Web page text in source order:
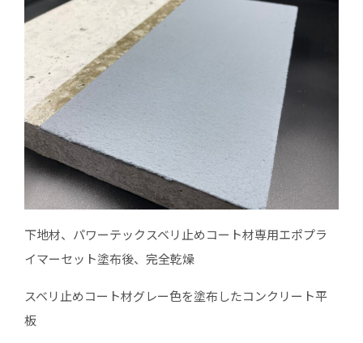
下地材、パワーテックスベリ止めコート材専用エポプラ
イマーセット塗布後、完全乾燥
スベリ止めコート材グレー色を塗布したコンクリート平
板